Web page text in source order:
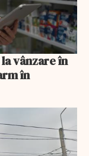
vânzare în
în